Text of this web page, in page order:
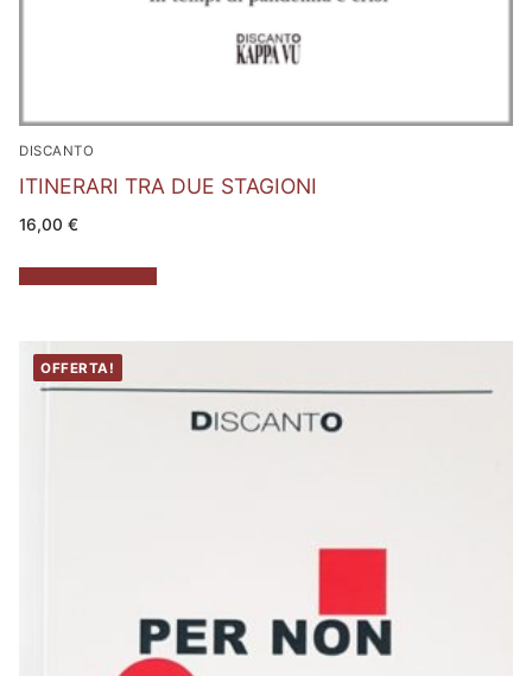
DISCANTO
ITINERARI TRA DUE STAGIONI
16,00 €
OFFERTA!